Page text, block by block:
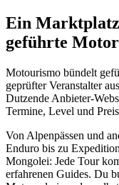
Ein
geführte
Motourismo bündelt
geprüfter Veranstalter
Dutzende Anbieter-
Termine, Level und
Von Alpenpässen und
Enduro bis zu
Mongolei: Jede Tour
erfahrenen Guides. Du